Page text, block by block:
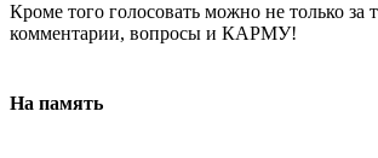
Кроме того голосовать можно не только за
комментарии, вопросы и КАРМУ!
На память